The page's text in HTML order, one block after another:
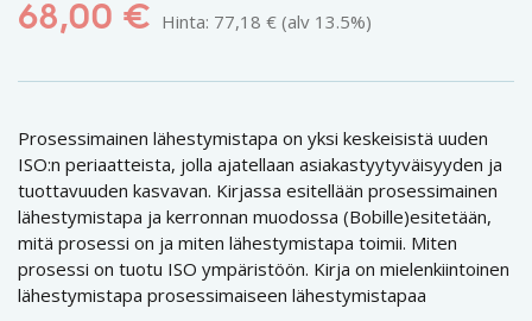
68,00 € Hinta: 77,18 € (alv 13.5%)
Prosessimainen lähestymistapa on yksi keskeisistä uuden
ISO:n periaatteista, jolla ajatellaan asiakastyytyväisyyden ja
tuottavuuden kasvavan. Kirjassa esitellään prosessimainen
lähestymistapa ja kerronnan muodossa (Bobille)esitetään,
mitä prosessi on ja miten lähestymistapa toimii. Miten
prosessi on tuotu ISO ympäristöön. Kirja on mielenkiintoinen
lähestymistapa prosessimaiseen lähestymistapaa